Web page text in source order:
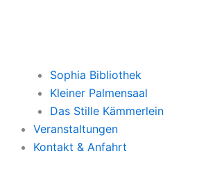
Sophia Bibliothek
Kleiner Palmensaal
Das Stille Kämmerlein
Veranstaltungen
Kontakt & Anfahrt